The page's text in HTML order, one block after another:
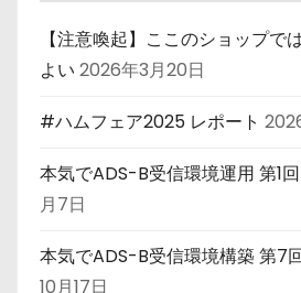
【注意喚起】ここのショップで
よい 2026年3月20日
#ハムフェア2025 レポート
本気でADS-B受信環境運用 第1
月7日
本気でADS-B受信環境構築 第7
10月17日